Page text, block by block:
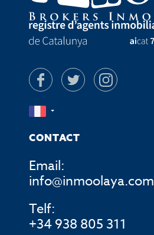
CONTACT
Email:
info@inmoolaya.com
Telf:
+34 938 805 311